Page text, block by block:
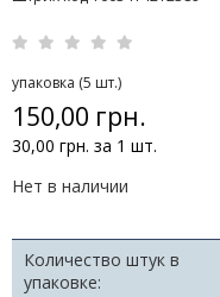
упаковка (5 шт.)
150,00 грн.
30,00 грн. за 1 шт.
Нет в наличии
Количество штук в
упаковке: